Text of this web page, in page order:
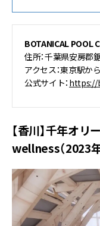
BOTANICAL POOL
住所：千葉県安房郡
アクセス：東京駅か
公式サイト： https://
【香川】千年オ
wellness（2023